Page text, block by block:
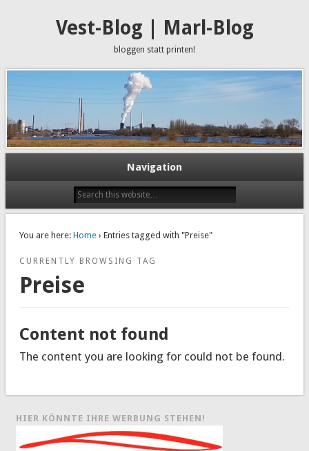
Vest-Blog | Marl-Blog
bloggen statt printen!
Navigation
You are here: Home› Entries tagged with "Preise"
CURRENTLY BROWSING TAG
Preise
Content not found
The content you are looking for could not be found.
HIER KÖNNTE IHRE WERBUNG STEHEN!